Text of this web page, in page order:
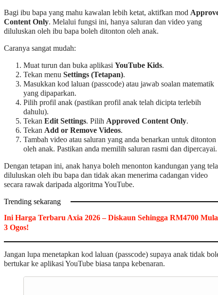
Bagi ibu bapa yang mahu kawalan lebih ketat, aktifkan mod
Content Only. Melalui fungsi ini, hanya saluran dan video yang
diluluskan oleh ibu bapa boleh ditonton oleh anak.
Caranya sangat mudah:
Muat turun dan buka aplikasi YouTube Kids.
Tekan menu Settings (Tetapan).
Masukkan kod laluan (passcode) atau jawab soalan matematik
yang dipaparkan.
Pilih profil anak (pastikan profil anak telah dicipta terlebih
dahulu).
Tekan Edit Settings. Pilih Approved Content Only.
Tekan Add or Remove Videos.
Tambah video atau saluran yang anda benarkan untuk ditonton
oleh anak. Pastikan anda memilih saluran rasmi dan dipercayai.
Dengan tetapan ini, anak hanya boleh menonton kandungan yang
diluluskan oleh ibu bapa dan tidak akan menerima cadangan video
secara rawak daripada algoritma YouTube.
Trending sekarang
Ini Harga Terbaru Axia 2026 – Diskaun Sehingga RM4700
3 Ogos!
Jangan lupa menetapkan kod laluan (passcode) supaya anak tidak
bertukar ke aplikasi YouTube biasa tanpa kebenaran.